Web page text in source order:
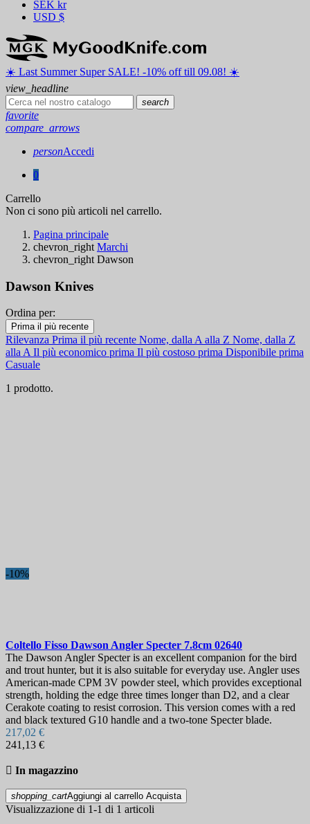
SEK kr
USD $
☀️ ️Last Summer Super SALE! -10% off till 09.08! ☀️
view_headline
search
favorite
compare_arrows
personAccedi
0
Carrello
Non ci sono più articoli nel carrello.
Pagina principale
chevron_right Marchi
chevron_right Dawson
Dawson Knives
Filtri:
Cancella filtri
Disponibile
Visualizza i prodotti a
Ordina per:
Prima il più recente
Rilevanza Prima il più recente Nome, dalla A alla Z Nome, dalla Z
alla A Il più economico prima Il più costoso prima Disponibile prima
Casuale
1 prodotto.
-10%
Coltello Fisso Dawson Angler Specter 7.8cm 02640
The Dawson Angler Specter is an excellent companion for the bird
and trout hunter, but it is also suitable for everyday use. Angler uses
American-made CPM 3V powder steel, which provides exceptional
strength, holding the edge three times longer than D2, and a clear
Cerakote coating to resist corrosion. This version comes with a red
and black textured G10 handle and a two-tone Specter blade.
217,02 €
241,13 €
 In magazzino
shopping_cartAggiungi al carrello Acquista
Visualizzazione di 1-1 di 1 articoli